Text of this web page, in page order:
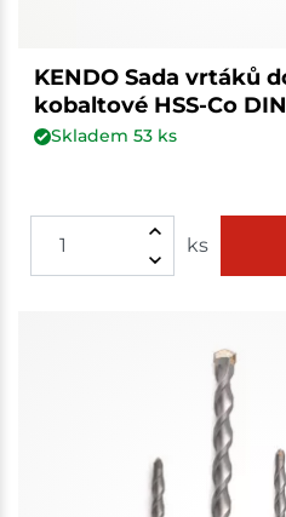
KENDO Sada vrtáků
kobaltové HSS-Co
Skladem 53ks
ks